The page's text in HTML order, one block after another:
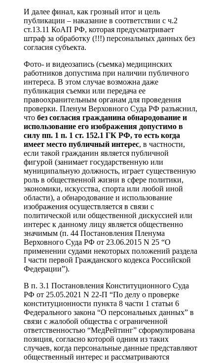
И далее финал, как грозный итог и цель
публикации – наказание в соответствии с ч.2
ст.13.11 КоАП РФ, которая предусматривает
штраф за обработку (!!!) персональных данных без
согласия субъекта.
Фото- и видеозапись (съемка) медицинских
работников допустима при наличии публичного
интереса. В этом случае возможна даже
публикация съемки или передача ее
правоохранительным органам для проведения
проверки. Пленум Верховного Суда РФ разъяснил,
что без согласия гражданина обнародование и
использование его изображения допустимо в
силу пп. 1 п. 1 ст. 152.1 ГК РФ, то есть когда
имеет место публичный интерес, в частности,
если такой гражданин является публичной
фигурой (занимает государственную или
муниципальную должность, играет существенную
роль в общественной жизни в сфере политики,
экономики, искусства, спорта или любой иной
области), а обнародование и использование
изображения осуществляется в связи с
политической или общественной дискуссией или
интерес к данному лицу является общественно
значимым (п. 44 Постановления Пленума
Верховного Суда РФ от 23.06.2015 N 25 “О
применении судами некоторых положений раздела
I части первой Гражданского кодекса Российской
Федерации”).
В п. 3.1 Постановления Конституционного Суда
РФ от 25.05.2021 N 22-П “По делу о проверке
конституционности пункта 8 части 1 статьи 6
Федерального закона “О персональных данных” в
связи с жалобой общества с ограниченной
ответственностью “МедРейтинг” сформулирована
позиция, согласно которой одним из таких
случаев, когда персональные данные представляют
общественный интерес и рассматриваются